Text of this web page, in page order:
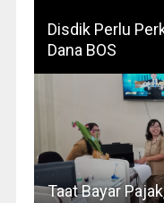
Disdik Perlu
Dana BOS
Taat Bayar